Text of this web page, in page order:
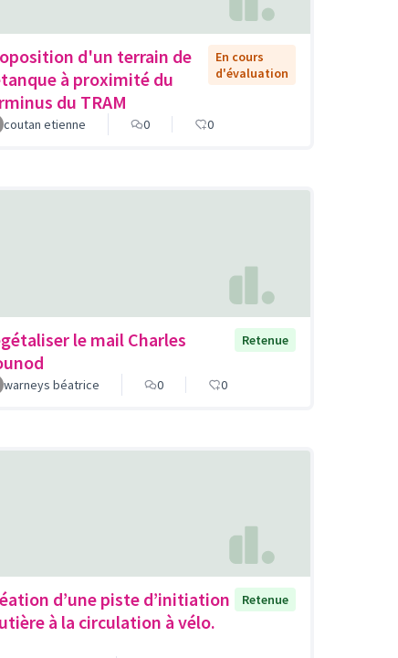
d'un terrain de
à proximité du
du TRAM
En cours
d'évaluation
coutan etienne 0 0
le mail Charles
Retenue
warneys béatrice 0 0
d’une piste d’initiation
à la circulation à vélo.
Retenue